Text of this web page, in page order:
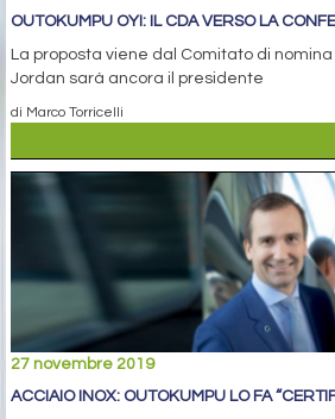
OUTOKUMPU OYI: IL CDA VERSO LA
La proposta viene dal Comitato di
Jordan sarà ancora il presidente
di Marco Torricelli
27 novembre 2019
ACCIAIO INOX: OUTOKUMPU LO FA